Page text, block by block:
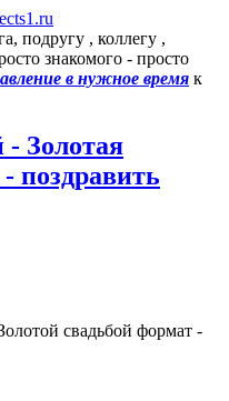
подругу , коллегу ,
знакомого - просто
в нужное время к
Золотая
поздравить
формат -